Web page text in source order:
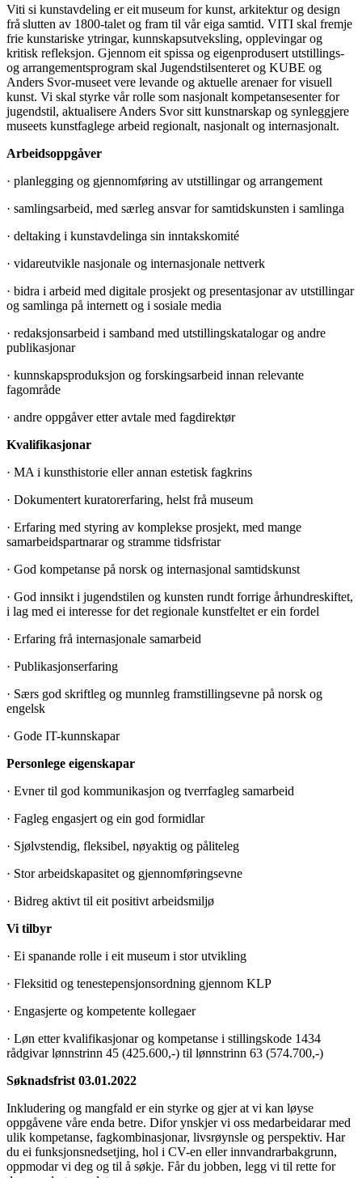
Viti si kunstavdeling er eit museum for kunst, arkitektur og design
frå slutten av 1800-talet og fram til vår eiga samtid. VITI skal fremje
frie kunstariske ytringar, kunnskapsutveksling, opplevingar og
kritisk refleksjon. Gjennom eit spissa og eigenprodusert utstillings-
og arrangementsprogram skal Jugendstilsenteret og KUBE og
Anders Svor-museet vere levande og aktuelle arenaer for visuell
kunst. Vi skal styrke vår rolle som nasjonalt kompetansesenter for
jugendstil, aktualisere Anders Svor sitt kunstnarskap og synleggjere
museets kunstfaglege arbeid regionalt, nasjonalt og internasjonalt.
Arbeidsoppgåver
· planlegging og gjennomføring av utstillingar og arrangement
· samlingsarbeid, med særleg ansvar for samtidskunsten i samlinga
· deltaking i kunstavdelinga sin inntakskomité
· vidareutvikle nasjonale og internasjonale nettverk
· bidra i arbeid med digitale prosjekt og presentasjonar av utstillingar
og samlinga på internett og i sosiale media
· redaksjonsarbeid i samband med utstillingskatalogar og andre
publikasjonar
· kunnskapsproduksjon og forskingsarbeid innan relevante
fagområde
· andre oppgåver etter avtale med fagdirektør
Kvalifikasjonar
· MA i kunsthistorie eller annan estetisk fagkrins
· Dokumentert kuratorerfaring, helst frå museum
· Erfaring med styring av komplekse prosjekt, med mange
samarbeidspartnarar og stramme tidsfristar
· God kompetanse på norsk og internasjonal samtidskunst
· God innsikt i jugendstilen og kunsten rundt forrige århundreskiftet,
i lag med ei interesse for det regionale kunstfeltet er ein fordel
· Erfaring frå internasjonale samarbeid
· Publikasjonserfaring
· Særs god skriftleg og munnleg framstillingsevne på norsk og
engelsk
· Gode IT-kunnskapar
Personlege eigenskapar
· Evner til god kommunikasjon og tverrfagleg samarbeid
· Fagleg engasjert og ein god formidlar
· Sjølvstendig, fleksibel, nøyaktig og påliteleg
· Stor arbeidskapasitet og gjennomføringsevne
· Bidreg aktivt til eit positivt arbeidsmiljø
Vi tilbyr
· Ei spanande rolle i eit museum i stor utvikling
· Fleksitid og tenestepensjonsordning gjennom KLP
· Engasjerte og kompetente kollegaer
· Løn etter kvalifikasjonar og kompetanse i stillingskode 1434
rådgivar lønnstrinn 45 (425.600,-) til lønnstrinn 63 (574.700,-)
Søknadsfrist 03.01.2022
Inkludering og mangfald er ein styrke og gjer at vi kan løyse
oppgåvene våre enda betre. Difor ynskjer vi oss medarbeidarar med
ulik kompetanse, fagkombinasjonar, livsrøynsle og perspektiv. Har
du ei funksjonsnedsetjing, hol i CV-en eller innvandrarbakgrunn,
oppmodar vi deg og til å søkje. Får du jobben, legg vi til rette for